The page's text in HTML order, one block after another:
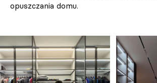
opuszczania domu.